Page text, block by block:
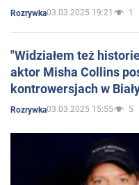
Rozrywka03.03.2025 19:21 1
"Widziałem też
aktor Misha Collins
kontrowersjach w
Rozrywka03.03.2025 15:55 5